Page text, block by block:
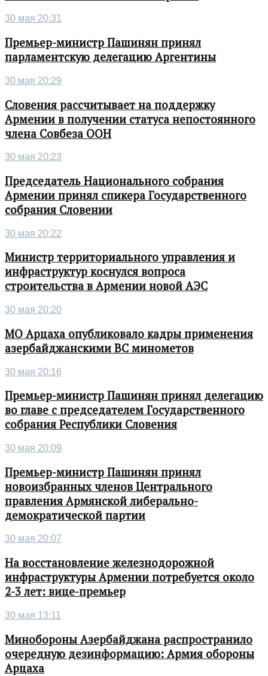
30 мая 20:31
Премьер-министр Пашинян принял
парламентскую делегацию Аргентины
30 мая 20:29
Словения рассчитывает на поддержку
Армении в получении статуса непостоянного
члена Совбеза ООН
30 мая 20:23
Председатель Национального собрания
Армении принял спикера Государственного
собрания Словении
30 мая 20:22
Министр территориального управления и
инфраструктур коснулся вопроса
строительства в Армении новой АЭС
30 мая 20:20
МО Арцаха опубликовало кадры применения
азербайджанскими ВС минометов
30 мая 20:16
Премьер-министр Пашинян принял делегацию
во главе с председателем Государственного
собрания Республики Словения
30 мая 20:09
Премьер-министр Пашинян принял
новоизбранных членов Центрального
правления Армянской либерально-
демократической партии
30 мая 20:07
На восстановление железнодорожной
инфраструктуры Армении потребуется около
2-3 лет: вице-премьер
30 мая 13:11
Минобороны Азербайджана распространило
очередную дезинформацию: Армия обороны
Арцаха